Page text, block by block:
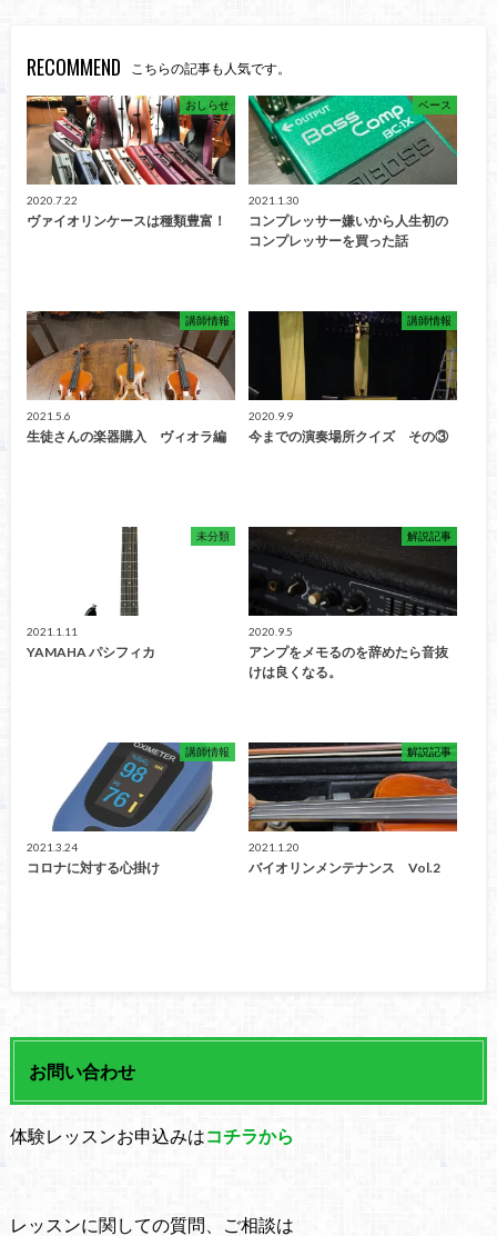
RECOMMEND こちらの記事も人気です。
おしらせ
2020.7.22
ヴァイオリンケースは種類豊富！
ベース
2021.1.30
コンプレッサー嫌いから人生初の
コンプレッサーを買った話
講師情報
2021.5.6
生徒さんの楽器購入 ヴィオラ編
講師情報
2020.9.9
今までの演奏場所クイズ その③
未分類
2021.1.11
YAMAHA パシフィカ
解説記事
2020.9.5
アンプをメモるのを辞めたら音抜
けは良くなる。
講師情報
2021.3.24
コロナに対する心掛け
解説記事
2021.1.20
バイオリンメンテナンス Vol.2
お問い合わせ
体験レッスンお申込みはコチラから
レッスンに関しての質問、ご相談は